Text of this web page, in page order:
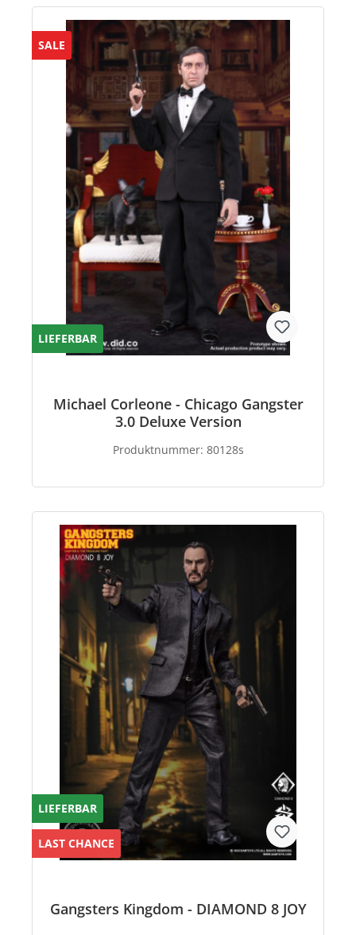
SALE
LIEFERBAR
Michael Corleone - Chicago Gangster
3.0 Deluxe Version
Produktnummer: 80128s
LIEFERBAR
LAST CHANCE
Gangsters Kingdom - DIAMOND 8 JOY